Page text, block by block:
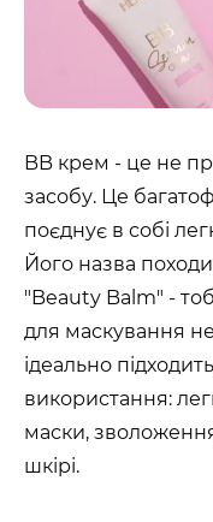
BB крем - це не
засобу. Це
поєднує в собі
Його назва
"Beauty Balm" -
для маскування
ідеально
використання:
маски,
шкірі.